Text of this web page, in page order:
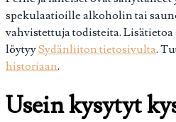
spekulaatioille alkoholin tai
vahvistettuja todisteita.
löytyySydänliiton tietosivulta.
historiaan.
Usein kysytyt